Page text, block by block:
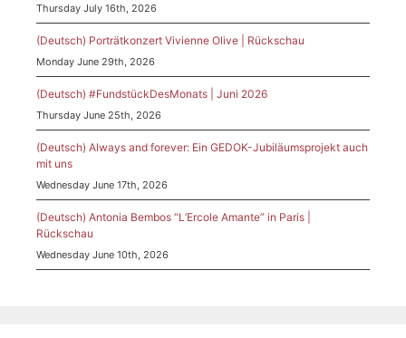
Thursday July 16th, 2026
(Deutsch) Porträtkonzert Vivienne Olive | Rückschau
Monday June 29th, 2026
(Deutsch) #FundstückDesMonats | Juni 2026
Thursday June 25th, 2026
(Deutsch) Always and forever: Ein GEDOK-Jubiläumsprojekt auch
mit uns
Wednesday June 17th, 2026
(Deutsch) Antonia Bembos “L’Ercole Amante” in Paris |
Rückschau
Wednesday June 10th, 2026